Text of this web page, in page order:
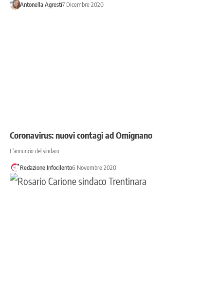
Antonella Agresti7 Dicembre 2020
Coronavirus: nuovi contagi ad Omignano
L'annuncio del sindaco
Redazione Infocilento6 Novembre 2020